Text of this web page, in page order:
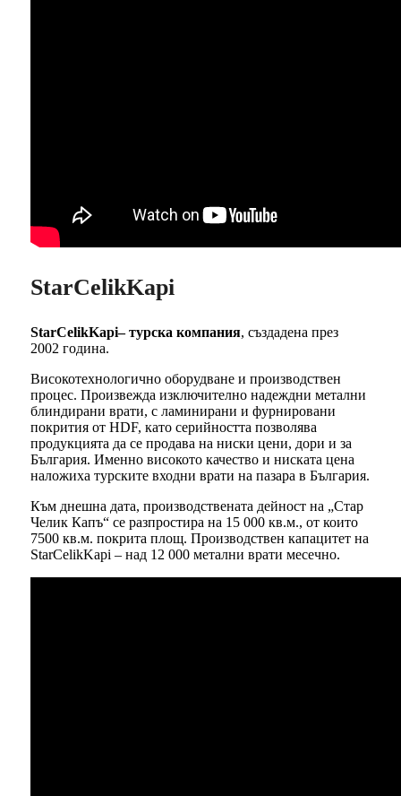
StarCelikKapi
StarCelikKapi– турска компания, създадена през
2002 година.
Високотехнологично оборудване и производствен
процес. Произвежда изключително надеждни метални
блиндирани врати, с ламинирани и фурнировани
покрития от HDF, като серийността позволява
продукцията да се продава на ниски цени, дори и за
България. Именно високото качество и ниската цена
наложиха турските входни врати на пазара в България.
Към днешна дата, производствената дейност на „Стар
Челик Капъ“ се разпростира на 15 000 кв.м., от които
7500 кв.м. покрита площ. Производствен капацитет на
StarCelikKapi – над 12 000 метални врати месечно.